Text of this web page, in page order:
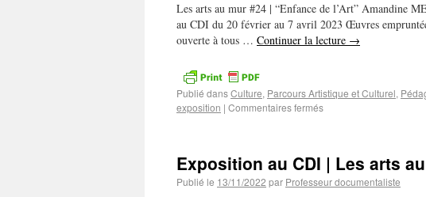
Les arts au mur #24 | “Enfance de l’Art” Amandine
au CDI du 20 février au 7 avril 2023 Œuvres
ouverte à tous … Continuer la lecture →
Publié dansCulture, Parcours Artistique et Culturel,
exposition | Commentaires fermés
Exposition au CDI | Les arts
Publié le 13/11/2022 par Professeur documentaliste